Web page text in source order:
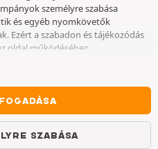
személyre szabása
és egyéb nyomkövetők
Ezért a szabadon és tájékozódás
oldal működéséhez
választott beállításokat 6
bármikor visszavonhatja aSütik
úgy, hogy a böngészést a
elfogadása nélkül
meg a szolgáltatások
kérjük, lépjen a
SZABÁSA